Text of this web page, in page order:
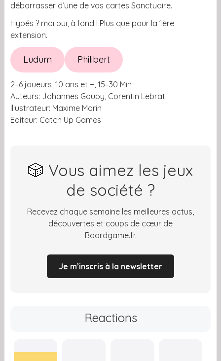
débarrasser d’une de vos cartes Sanctuaire.
Hypés ? moi oui, à fond ! Plus que pour la 1ère
extension.
Ludum Philibert
2–6 joueurs, 10 ans et +, 15–30 Min
Auteurs: Johannes Goupy, Corentin Lebrat
Illustrateur: Maxime Morin
Editeur: Catch Up Games
🎲 Vous aimez les jeux
de société ?
Recevez chaque semaine les meilleures actus,
découvertes et coups de cœur de
Boardgame.fr.
Je m’inscris à la newsletter
Reactions